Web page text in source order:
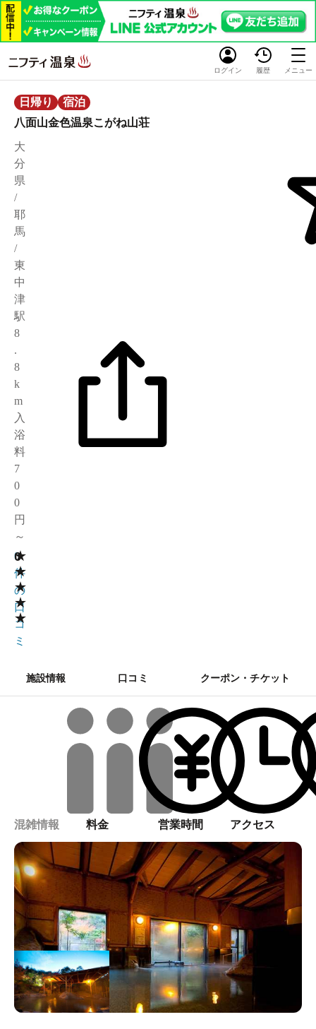
ログイン 履歴 メニュー
日帰り
宿泊
八面山金色温泉こがね山荘
大
分
県
/
耶
馬
/
東
中
津
駅
8
.
8
k
m
入
浴
料
7
0
0
円
～
★
★
★
★
★
0
0
件
の
口
コ
ミ
施設情報 口コミ クーポン・チケット
混雑情報 料金 営業時間 アクセス